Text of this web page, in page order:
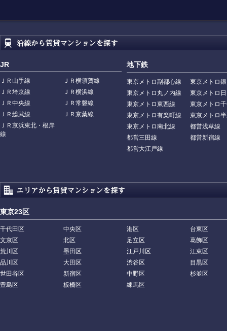
JR
ＪＲ山手線
ＪＲ横須賀線
ＪＲ埼京線
ＪＲ横浜線
ＪＲ中央線
ＪＲ常磐線
ＪＲ総武線
ＪＲ京葉線
ＪＲ京浜東北・根岸
線
地下鉄
東京メトロ副都心線
東京メトロ
東京メトロ丸ノ内線
東京メトロ
東京メトロ東西線
東京メトロ
東京メトロ有楽町線
東京メトロ
東京メトロ南北線
都営浅草線
都営三田線
都営新宿線
都営大江戸線
東京23区
千代田区 中央区 港区
台東区
文京区
北区 足立区
葛飾区
荒川区
墨田区 江戸川区
江東区
品川区
大田区 渋谷区
目黒区
世田谷区
新宿区 中野区
杉並区
豊島区
板橋区 練馬区